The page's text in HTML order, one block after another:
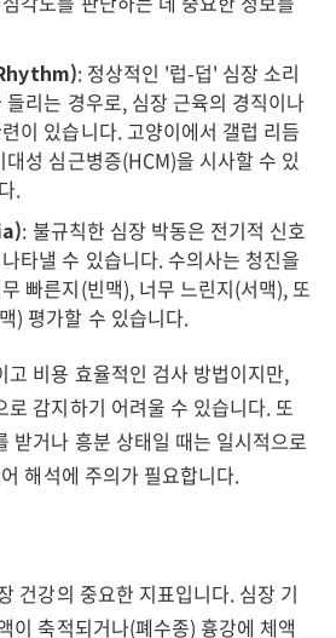
: 정상적인 '럽-덥' 심장 소리
리는 경우로, 심장 근육의 경직이나
이 있습니다. 고양이에서 갤럽 리듬
성 심근병증(HCM)을 시사할 수 있
.
: 불규칙한 심장 박동은 전기적 신호
타낼 수 있습니다. 수의사는 청진을
빠른지(빈맥), 너무 느린지(서맥), 또
) 평가할 수 있습니다.
고 비용 효율적인 검사 방법이지만,
로 감지하기 어려울 수 있습니다. 또
받거나 흥분 상태일 때는 일시적으로
해석에 주의가 필요합니다.
건강의 중요한 지표입니다. 심장 기
이 축적되거나(폐수종) 흉강에 체액